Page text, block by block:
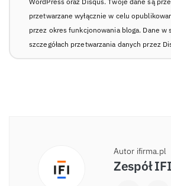
przetwarzane wyłącznie w celu
przez okres funkcjonowania bloga. Dane
szczegółach przetwarzania danych przez
Autor ifirma.pl
Zespół